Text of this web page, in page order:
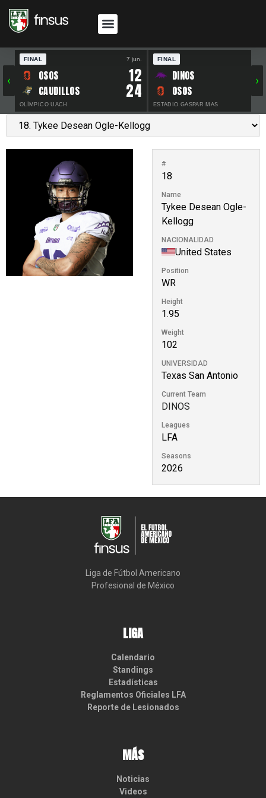
‹
FINAL 7 jun.
OSOS 12
CAUDILLOS 24
OLÍMPICO UACH
FINAL
DINOS
OSOS
ESTADIO GASPAR MAS
›
#
18
Name
Tykee Desean Ogle-
Kellogg
NACIONALIDAD
United States
Position
WR
Height
1.95
Weight
102
UNIVERSIDAD
Texas San Antonio
Current Team
DINOS
Leagues
LFA
Seasons
2026
Liga de Fútbol Americano
Profesional de México
LIGA
Calendario
Standings
Estadísticas
Reglamentos Oficiales LFA
Reporte de Lesionados
MÁS
Noticias
Videos